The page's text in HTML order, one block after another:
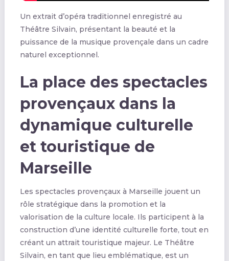
Un extrait d’opéra traditionnel enregistré au
Théâtre Silvain, présentant la beauté et la
puissance de la musique provençale dans un cadre
naturel exceptionnel.
La place des spectacles
provençaux dans la
dynamique culturelle
et touristique de
Marseille
Les spectacles provençaux à Marseille jouent un
rôle stratégique dans la promotion et la
valorisation de la culture locale. Ils participent à la
construction d’une identité culturelle forte, tout en
créant un attrait touristique majeur. Le Théâtre
Silvain, en tant que lieu emblématique, est un